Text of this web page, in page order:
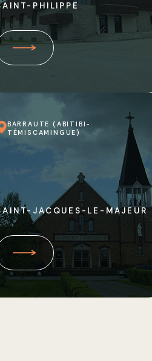
PHILIPPE
BARRAUTE (ABITIBI-
TÉMISCAMINGUE)
JACQUES-LE-MAJEUR